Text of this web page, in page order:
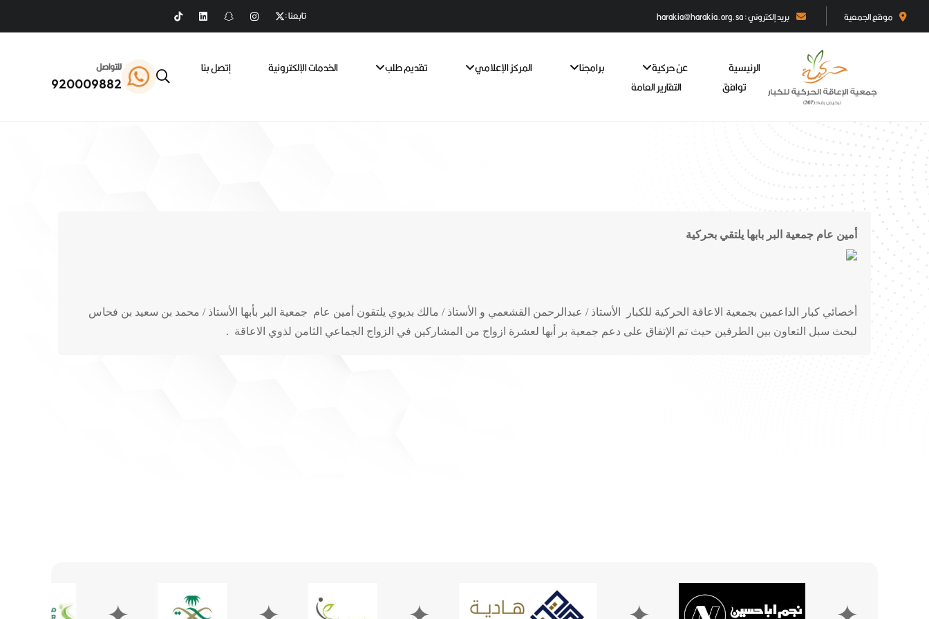
موقع الجمعية بريد إلكتروني : harakia@harakia.org.sa تابعنا :
الرئيسية عن حركية برامجنا المركز الإعلامي تقديم طلب الخدمات الإلكترونية
إتصل بنا
توافق
التقارير العامة
للتواصل
920009882
أمين عام جمعية البر بابها يلتقي بحركية
أخصائي كبار الداعمين بجمعية الاعاقة الحركية للكبار الأستاذ / عبدالرحمن القشعمي و الأستاذ / مالك بديوي يلتقون أمين عام جمعية البر بأبها الأستاذ / محمد بن سعيد بن فحاس
لبحث سبل التعاون بين الطرفين حيث تم الإتفاق على دعم جمعية بر أبها لعشرة ازواج من المشاركين في الزواج الجماعي الثامن لذوي الاعاقة .